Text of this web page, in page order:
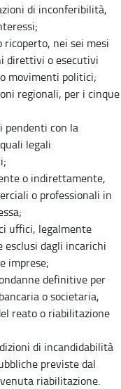
di inconferibilità,
ricoperto, nei sei mesi
direttivi o esecutivi
movimenti politici;
regionali, per i cinque
pendenti con la
legali
o indirettamente,
o professionali in
uffici, legalmente
dagli incarichi
imprese;
definitive per
o societaria,
reato o riabilitazione
di incandidabilità
previste dal
riabilitazione.